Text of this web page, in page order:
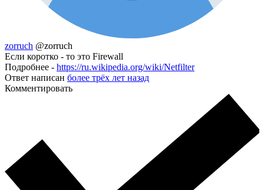
zorruch @zorruch
Если коротко - то это Firewall
Подробнее - https://ru.wikipedia.org/wiki/Netfilter
Ответ написан более трёх лет назад
Комментировать